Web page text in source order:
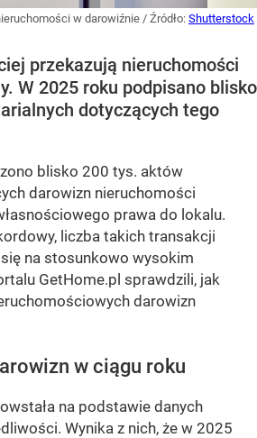
w darowiźnie / Źródło: Shutterstock
przekazują nieruchomości
W 2025 roku podpisano blisko
dotyczących tego
blisko 200 tys. aktów
darowizn nieruchomości
prawa do lokalu.
liczba takich transakcji
na stosunkowo wysokim
GetHome.pl sprawdzili, jak
darowizn
w ciągu roku
na podstawie danych
Wynika z nich, że w 2025